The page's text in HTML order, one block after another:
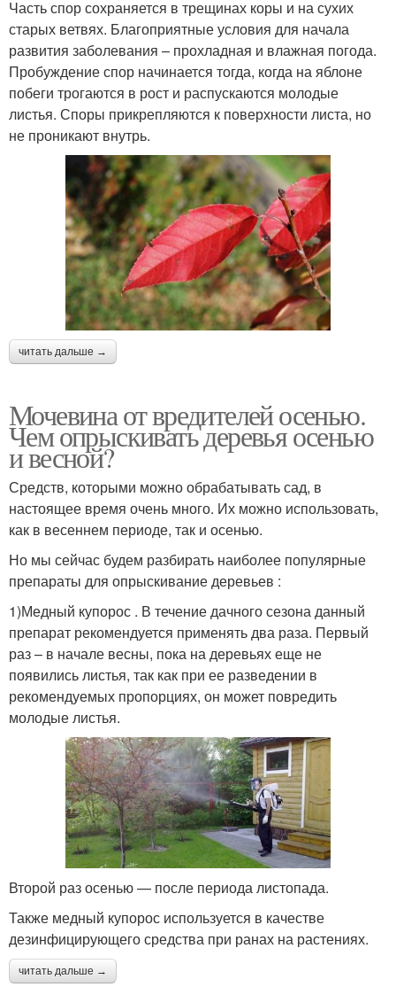
Часть спор сохраняется в трещинах коры и на сухих
старых ветвях. Благоприятные условия для начала
развития заболевания – прохладная и влажная погода.
Пробуждение спор начинается тогда, когда на яблоне
побеги трогаются в рост и распускаются молодые
листья. Споры прикрепляются к поверхности листа, но
не проникают внутрь.
читать дальше →
Мочевина от вредителей осенью.
Чем опрыскивать деревья осенью
и весной?
Средств, которыми можно обрабатывать сад, в
настоящее время очень много. Их можно использовать,
как в весеннем периоде, так и осенью.
Но мы сейчас будем разбирать наиболее популярные
препараты для опрыскивание деревьев :
1)Медный купорос . В течение дачного сезона данный
препарат рекомендуется применять два раза. Первый
раз – в начале весны, пока на деревьях еще не
появились листья, так как при ее разведении в
рекомендуемых пропорциях, он может повредить
молодые листья.
Второй раз осенью — после периода листопада.
Также медный купорос используется в качестве
дезинфицирующего средства при ранах на растениях.
читать дальше →